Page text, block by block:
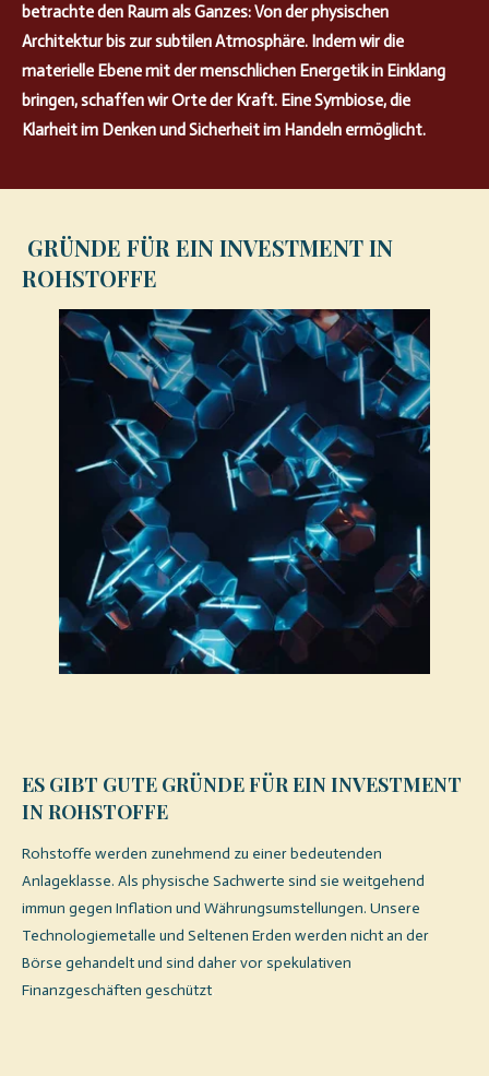
betrachte den Raum als Ganzes: Von der physischen
Architektur bis zur subtilen Atmosphäre. Indem wir die
materielle Ebene mit der menschlichen Energetik in Einklang
bringen, schaffen wir Orte der Kraft. Eine Symbiose, die
Klarheit im Denken und Sicherheit im Handeln ermöglicht.
GRÜNDE FÜR EIN INVESTMENT IN
ROHSTOFFE
ES GIBT GUTE GRÜNDE FÜR EIN INVESTMENT
IN ROHSTOFFE
Rohstoffe werden zunehmend zu einer bedeutenden
Anlageklasse. Als physische Sachwerte sind sie weitgehend
immun gegen Inflation und Währungsumstellungen. Unsere
Technologiemetalle und Seltenen Erden werden nicht an der
Börse gehandelt und sind daher vor spekulativen
Finanzgeschäften geschützt.